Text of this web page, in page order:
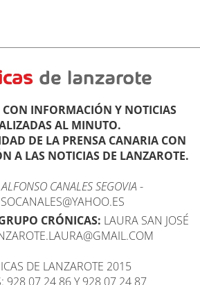
INFORMACIÓN Y NOTICIAS
AL MINUTO.
DE LA PRENSA CANARIA CON
A LAS NOTICIAS DE LANZAROTE.
CANALES SEGOVIA -
CRÓNICAS: LAURA SAN JOSÉ
DE LANZAROTE 2015
928 07 24 86 Y 928 07 24 87